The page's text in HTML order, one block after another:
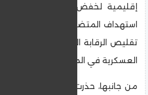
إقليمية لخفض التصعيد. ويرى
استهداف المتضامنين الأجانب
تقليص الرقابة الدولية الميدانية على
العسكرية في المنطقة.
من جانبها، حذرت أوساط حقوقية من